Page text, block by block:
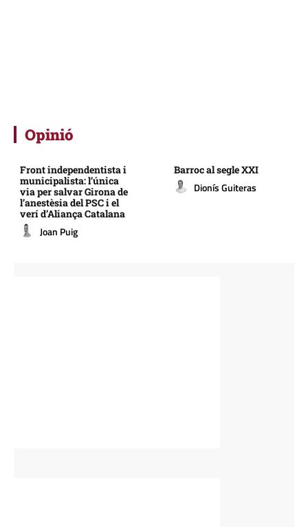
Opinió
Front independentista i
municipalista: l’única
via per salvar Girona de
l’anestèsia del PSC i el
verí d’Aliança Catalana
Joan Puig
Barroc al segle XXI
Dionís Guiteras